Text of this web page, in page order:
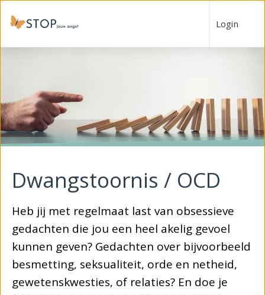
Login
Dwangstoornis / OCD
Heb jij met regelmaat last van obsessieve
gedachten die jou een heel akelig gevoel
kunnen geven? Gedachten over bijvoorbeeld
besmetting, seksualiteit, orde en netheid,
gewetenskwesties, of relaties? En doe je